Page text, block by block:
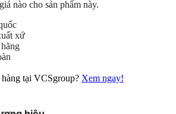
nào cho sản phẩm này.
xứ
tại VCSgroup? Xem ngay!